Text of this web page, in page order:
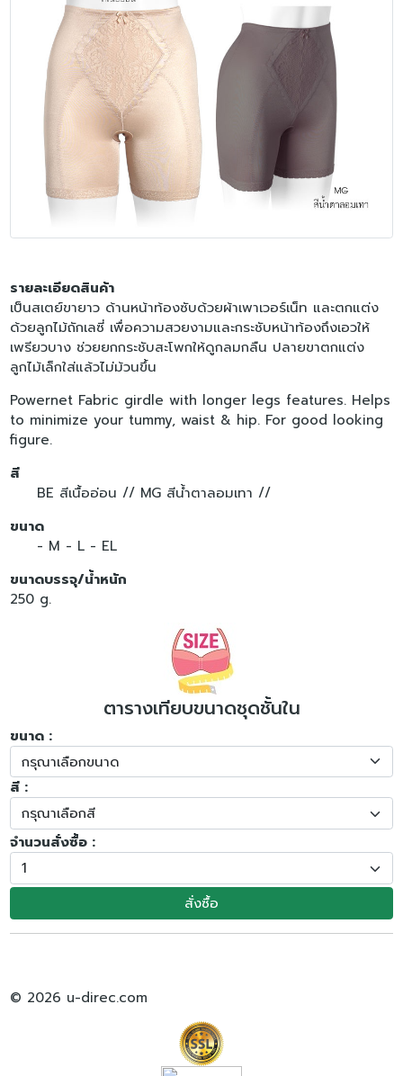
รายละเอียดสินค้า
เป็นสเตย์ขายาว ด้านหน้าท้องซับด้วยผ้าเพาเวอร์เน็ท และตกแต่ง
ด้วยลูกไม้ถักเลซี่ เพื่อความสวยงามและกระชับหน้าท้องถึงเอวให้
เพรียวบาง ช่วยยกกระชับสะโพกให้ดูกลมกลืน ปลายขาตกแต่ง
ลูกไม้เล็กใส่แล้วไม่ม้วนขึ้น
Powernet Fabric girdle with longer legs features. Helps
to minimize your tummy, waist & hip. For good looking
figure.
สี
BE สีเนื้ออ่อน // MG สีน้ำตาลอมเทา //
ขนาด
- M - L - EL
ขนาดบรรจุ/น้ำหนัก
250 g.
ตารางเทียบขนาดชุดชั้นใน
ขนาด :
สี :
จำนวนสั่งซื้อ :
สั่งซื้อ
© 2026 u-direc.com